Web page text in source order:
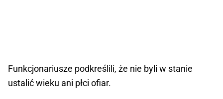
Funkcjonariusze podkreślili, że nie byli w stanie
ustalić wieku ani płci ofiar.